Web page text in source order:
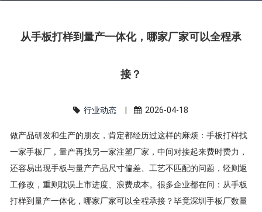
从手板打样到量产一体化，哪家厂家可以全程承
接？
行业动态 | 2026-04-18
做产品研发和生产的朋友，肯定都经历过这样的麻烦：手板打样找
一家手板厂，量产再找另一家注塑厂家，中间对接起来费时费力，
还容易出现手板与量产产品尺寸偏差、工艺不匹配的问题，轻则返
工修改，重则耽误上市进度、浪费成本。很多企业都在问：从手板
打样到量产一体化，哪家厂家可以全程承接？毕竟深圳手板厂数量